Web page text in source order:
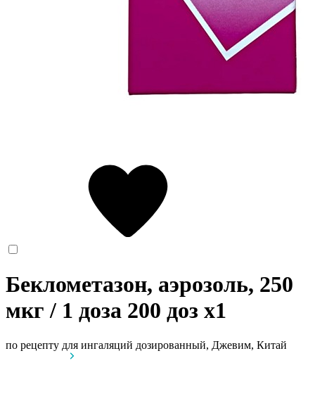
Беклометазон, аэрозоль, 250
мкг / 1 доза 200 доз x1
по рецепту для ингаляций дозированный, Джевим, Китай